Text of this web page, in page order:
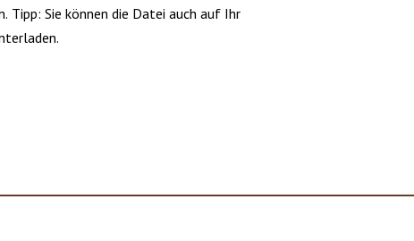
Tipp: Sie können die Datei auch auf Ihr